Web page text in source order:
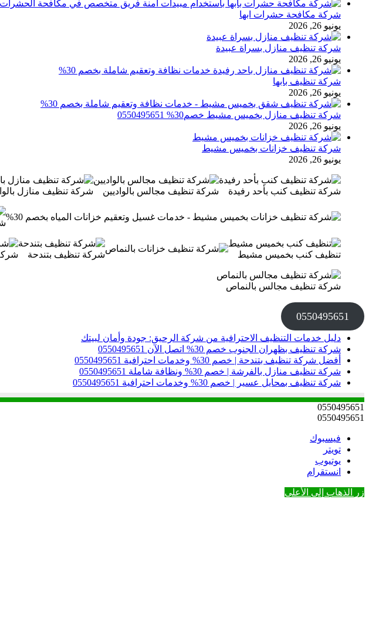
شركة مكافحة حشرات ابها
يونيو 26, 2026
شركة تنظيف منازل بسراة عبيدة
يونيو 26, 2026
شركة تنظيف بابها
يونيو 26, 2026
شركة تنظيف منازل بخميس مشيط خصم30% 0550495651
يونيو 26, 2026
شركة تنظيف خزانات بخميس مشيط
يونيو 26, 2026
شركة تنظيف كنب بأحد رفيدة شركة تنظيف مجالس بالواديين شركة تنظيف منازل
تنظيف كنب بخميس مشيط شركة تنظيف بتندحة
شركة تنظيف مجالس بالنماص
0550495651
دليل خدمات التنظيف الاحترافية من شركة الرحيق: جودة وأمان لبيتك
شركة تنظيف بظهران الجنوب خصم 30% اتصل الآن 0550495651
أفضل شركة تنظيف بتندحة | خصم 30% وخدمات احترافية 0550495651
شركة تنظيف منازل بالفرشة | خصم 30% ونظافة شاملة 0550495651
شركة تنظيف بمحايل عسير | خصم 30% وخدمات احترافية 0550495651
0550495651
0550495651
فيسبوك
تويتر
يوتيوب
انستقرام
زر الذهاب إلى الأعلى